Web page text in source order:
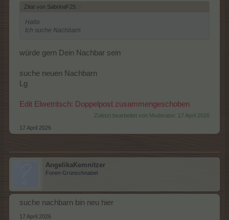
Zitat von SabrinaF25: ↑
Hallo
Ich suche Nachbarn
würde gern Dein Nachbar sein
suche neuen Nachbarn
Lg
Edit Elwetritsch: Doppelpost zusammengeschoben
Zuletzt bearbeitet von Moderator: 17 April 2026
17 April 2026
AngelikaKemnitzer
Foren-Grünschnabel
suche nachbarn bin neu hier
17 April 2026